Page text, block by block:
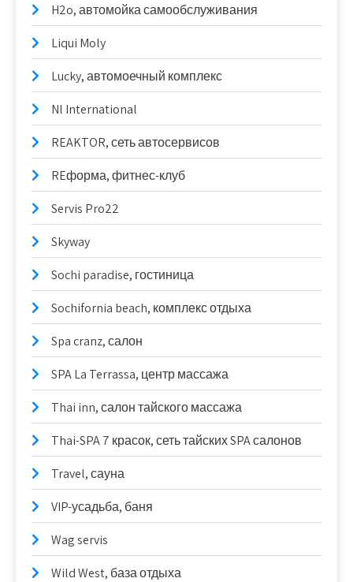
H2o, автомойка самообслуживания
Liqui Moly
Lucky, автомоечный комплекс
Nl International
REAKTOR, сеть автосервисов
REформа, фитнес-клуб
Servis Pro22
Skyway
Sochi paradise, гостиница
Sochifornia beach, комплекс отдыха
Spa cranz, салон
SPA La Terrassa, центр массажа
Thai inn, салон тайского массажа
Thai-SPA 7 красок, сеть тайских SPA салонов
Travel, сауна
VIP-усадьба, баня
Wag servis
Wild West, база отдыха